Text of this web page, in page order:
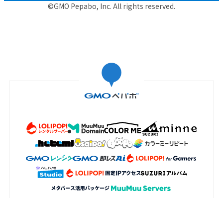
©GMO Pepabo, Inc. All rights reserved.